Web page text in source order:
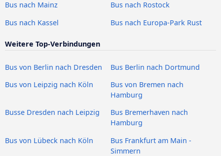
Bus nach Mainz
Bus nach Rostock
Bus nach Kassel
Bus nach Europa-Park Rust
Weitere Top-Verbindungen
Bus von Berlin nach Dresden
Bus Berlin nach Dortmund
Bus von Leipzig nach Köln
Bus von Bremen nach
Hamburg
Busse Dresden nach Leipzig
Bus Bremerhaven nach
Hamburg
Bus von Lübeck nach Köln
Bus Frankfurt am Main -
Simmern